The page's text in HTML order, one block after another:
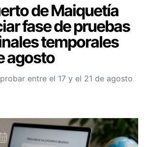
de Maiquetía
fase de pruebas
temporales
agosto
entre el 17 y el 21 de agosto